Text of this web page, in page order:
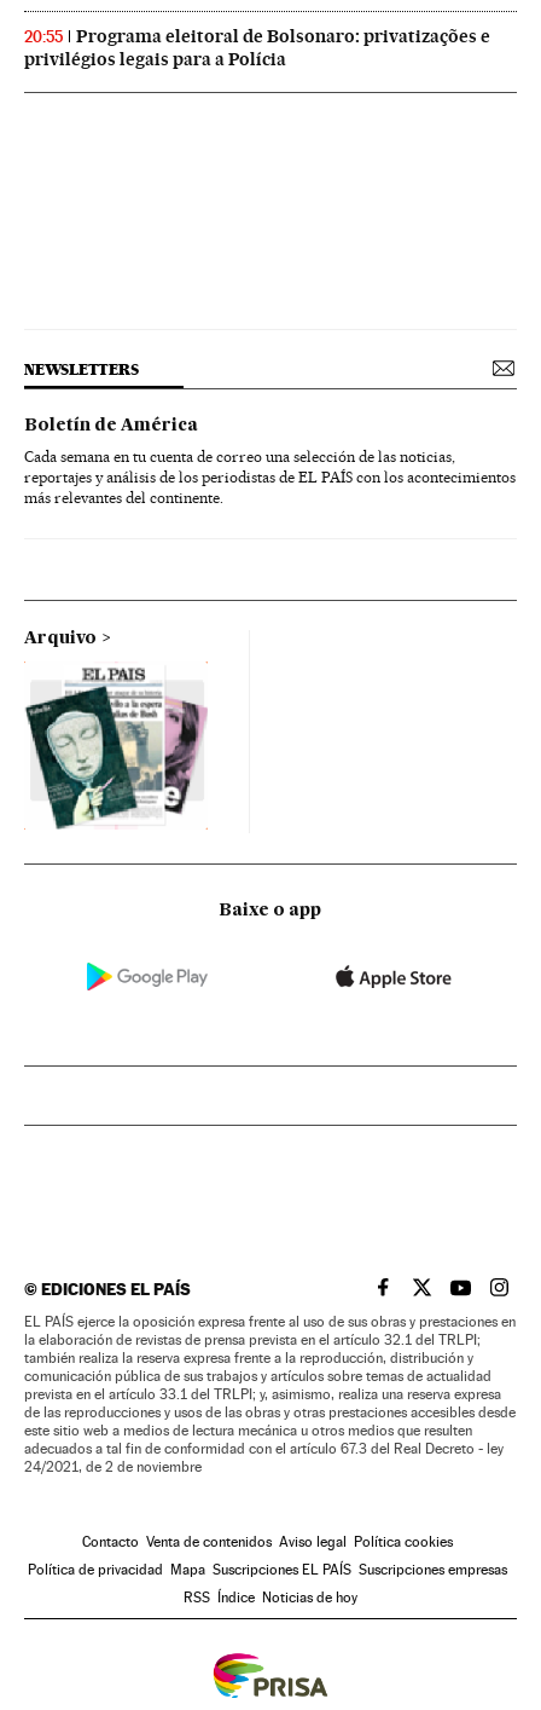
20:55
Programa eleitoral de Bolsonaro: privatizações e
privilégios legais para a Polícia
NEWSLETTERS
Boletín de América
Cada semana en tu cuenta de correo una selección de las noticias,
reportajes y análisis de los periodistas de EL PAÍS con los acontecimientos
más relevantes del continente.
Arquivo
Baixe o app
©EDICIONES EL PAÍS EL PAÍS BRASIL EN
EL PAÍSEL PAÍS
EL
EL PAÍS ejerce la oposición expresa frente al uso de sus obras y prestaciones en
la elaboración de revistas de prensa prevista en el artículo 32.1 del TRLPI;
también realiza la reserva expresa frente a la reproducción, distribución y
comunicación pública de sus trabajos y artículos sobre temas de actualidad
prevista en el artículo 33.1 del TRLPI; y, asimismo, realiza una reserva expresa
de las reproducciones y usos de las obras y otras prestaciones accesibles desde
este sitio web a medios de lectura mecánica u otros medios que resulten
adecuados a tal fin de conformidad con el artículo 67.3 del Real Decreto - ley
24/2021, de 2 de noviembre
Contacto Venta de contenidos Aviso legal
Política cookies
Política de privacidad
Mapa Suscripciones EL PAÍS Suscripciones empresas
RSS
Índice Noticias de hoy